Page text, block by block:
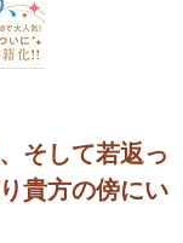
そして若返っ
貴方の傍にい